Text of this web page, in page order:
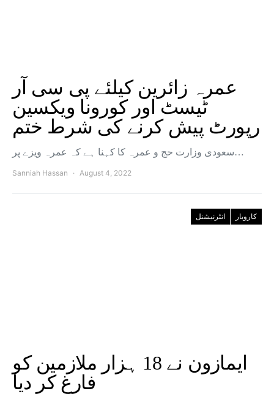
عمرہ زائرین کیلئے پی سی آر
ٹیسٹ اور کورونا ویکسین
رپورٹ پیش کرنے کی شرط ختم
سعودی وزارت حج و عمرہ کا کہنا ہے کہ عمرہ ویزے پر…
Sanniah Hassan August 4, 2022
انٹرنیشنل کاروبار
ایمازون نے 18 ہزار ملازمین کو
فارغ کر دیا